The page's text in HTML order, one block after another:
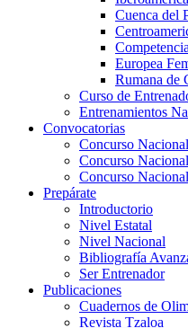
Cuenca del
Europea
Rumana de
Curso de
Entrenamientos
Convocatorias
Concurso
Concurso
Concurso
Prepárate
Introductorio
Nivel Estatal
Nivel Nacional
Bibliografía
Ser Entrenador
Publicaciones
Cuadernos de
Revista Tzaloa